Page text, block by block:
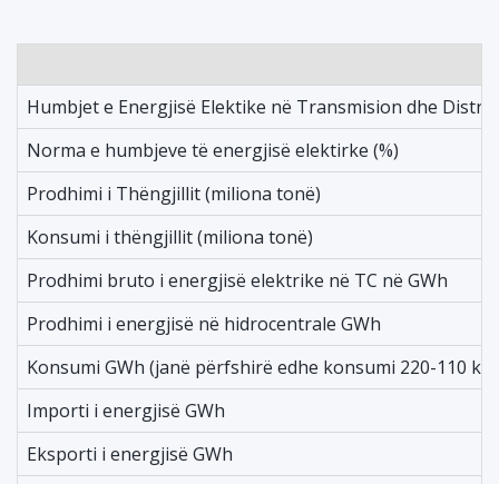
Humbjet e Energjisë Elektike në Transmision dhe
Norma e humbjeve të energjisë elektirke (%)
Prodhimi i Thëngjillit (miliona tonë)
Konsumi i thëngjillit (miliona tonë)
Prodhimi bruto i energjisë elektrike në TC në GWh
Prodhimi i energjisë në hidrocentrale GWh
Konsumi GWh (janë përfshirë edhe konsumi 220-110 kV)
Importi i energjisë GWh
Eksporti i energjisë GWh